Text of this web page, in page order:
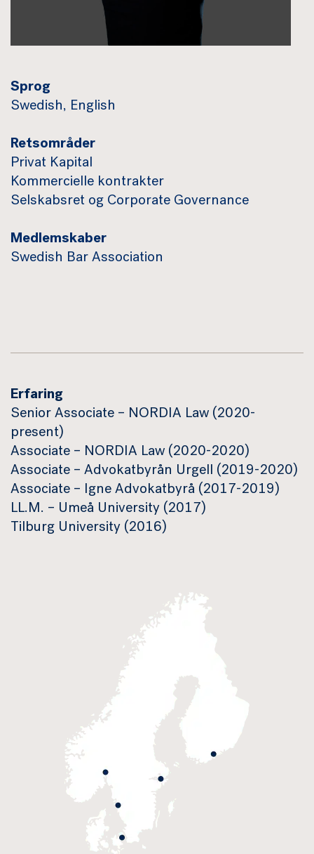
Sprog
Swedish, English
Retsområder
Privat Kapital
Kommercielle kontrakter
Selskabsret og Corporate Governance
Medlemskaber
Swedish Bar Association
Erfaring
Senior Associate – NORDIA Law (2020-
present)
Associate – NORDIA Law (2020-2020)
Associate – Advokatbyrån Urgell (2019-2020)
Associate – Igne Advokatbyrå (2017-2019)
LL.M. – Umeå University (2017)
Tilburg University (2016)